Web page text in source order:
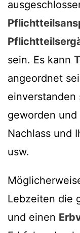
sein. Es kann
angeordnet
einverstanden
geworden und
Nachlass und
usw.
Lebzeiten die
und einen